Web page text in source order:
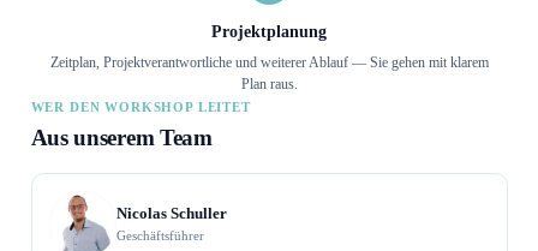
Projektplanung
Zeitplan, Projektverantwortliche und weiterer Ablauf — Sie gehen mit klarem
Plan raus.
WER DEN WORKSHOP LEITET
Aus unserem Team
Nicolas Schuller
Geschäftsführer